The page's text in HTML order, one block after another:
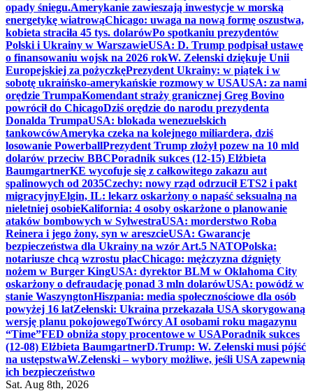
opady śniegu.Amerykanie zawieszają inwestycje w morską
energetykę wiatrowąChicago: uwaga na nową formę oszustwa,
kobieta straciła 45 tys. dolarówPo spotkaniu prezydentów
Polski i Ukrainy w WarszawieUSA: D. Trump podpisał ustawę
o finansowaniu wojsk na 2026 rokW. Zełenski dziękuje Unii
Europejskiej za pożyczkęPrezydent Ukrainy: w piątek i w
sobotę ukraińsko-amerykańskie rozmowy w USAUSA: za nami
orędzie TrumpaKomendant straży granicznej Greg Bovino
powrócił do ChicagoDziś orędzie do narodu prezydenta
Donalda TrumpaUSA: blokada wenezuelskich
tankowcówAmeryka czeka na kolejnego miliardera, dziś
losowanie PowerballPrezydent Trump złożył pozew na 10 mld
dolarów przeciw BBCPoradnik sukces (12-15) Elżbieta
BaumgartnerKE wycofuje się z całkowitego zakazu aut
spalinowych od 2035Czechy: nowy rząd odrzucił ETS2 i pakt
migracyjnyElgin, IL: lekarz oskarżony o napaść seksualną na
nieletniej osobieKalifornia: 4 osoby oskarżone o planowanie
ataków bombowych w SylwestraUSA: morderstwo Roba
Reinera i jego żony, syn w areszcieUSA: Gwarancje
bezpieczeństwa dla Ukrainy na wzór Art.5 NATOPolska:
notariusze chcą wzrostu płacChicago: mężczyzna dźgnięty
nożem w Burger KingUSA: dyrektor BLM w Oklahoma City
oskarżony o defraudację ponad 3 mln dolarówUSA: powódź w
stanie WaszyngtonHiszpania: media społecznościowe dla osób
powyżej 16 latZełenski: Ukraina przekazała USA skorygowaną
wersję planu pokojowegoTwórcy AI osobami roku magazynu
“Time”FED obniża stopy procentowe w USAPoradnik sukces
(12-08) Elżbieta BaumgartnerD.Trump: W. Zełenski musi pójść
na ustępstwaW.Zełenski – wybory możliwe, jeśli USA zapewnią
ich bezpieczeństwo
Sat. Aug 8th, 2026